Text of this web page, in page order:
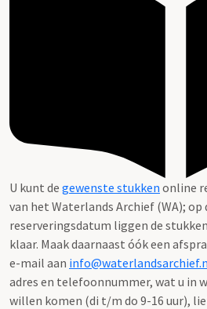
U kunt de gewenste stukken online
van het Waterlands Archief (WA); op
reserveringsdatum liggen de
klaar. Maak daarnaast óók een
e-mail aan
adres en telefoonnummer, wat u in
willen komen (di t/m do 9-16 uur),